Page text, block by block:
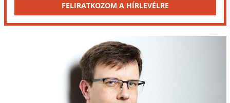
FELIRATKOZOM A HÍRLEVÉLRE